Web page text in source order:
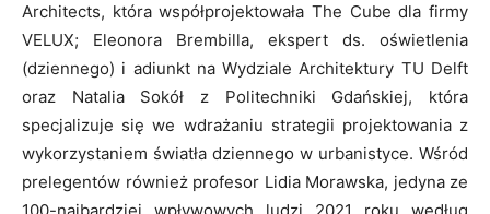
Architects, która współprojektowała The Cube dla firmy
VELUX; Eleonora Brembilla, ekspert ds. oświetlenia
(dziennego) i adiunkt na Wydziale Architektury TU Delft
oraz Natalia Sokół z Politechniki Gdańskiej, która
specjalizuje się we wdrażaniu strategii projektowania z
wykorzystaniem światła dziennego w urbanistyce. Wśród
prelegentów również profesor Lidia Morawska, jedyna ze